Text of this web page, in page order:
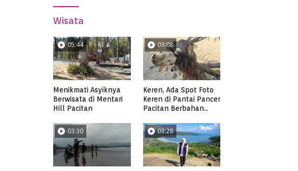
Wisata
05:44
Menikmati Asyiknya
Berwisata di Mentari
Hill Pacitan
03:08
Keren, Ada Spot Foto
Keren di Pantai Pancer
Pacitan Berbahan
03:30 03:28